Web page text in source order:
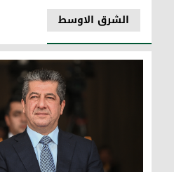
الشرق الاوسط